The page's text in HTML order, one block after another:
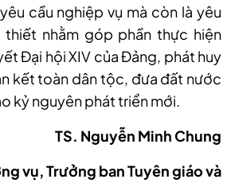
cầu nghiệp vụ mà còn là yêu
nhằm góp phần thực hiện
Đại hội XIV của Đảng, phát huy
kết toàn dân tộc, đưa đất nước
kỷ nguyên phát triển mới.
TS. Nguyễn Minh Chung
vụ, Trưởng ban Tuyên giáo và